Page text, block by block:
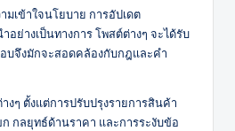
มเข้าใจนโยบาย การอัปเดต
ย่างเป็นทางการ โพสต์ต่างๆ จะได้รับ
บจึงมักจะสอดคล้องกับกฎและคำ
ๆ ตั้งแต่การปรับปรุงรายการสินค้า
กลยุทธ์ด้านราคา และการระงับข้อ